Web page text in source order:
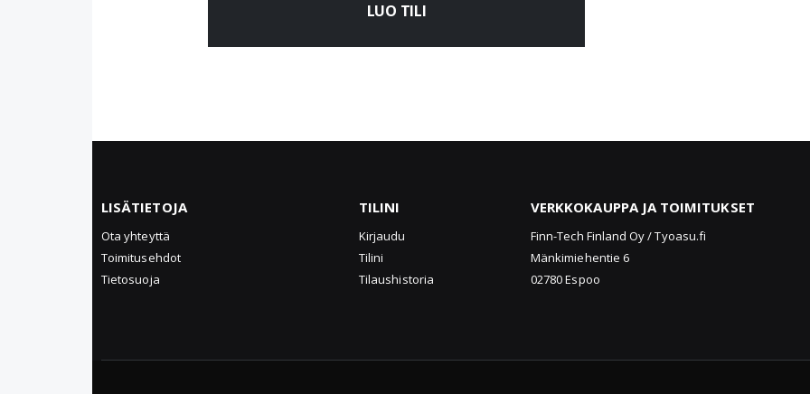
LUO TILI
LISÄTIETOJA
Ota yhteyttä
Toimitusehdot
Tietosuoja
TILINI
Kirjaudu
Tilini
Tilaushistoria
VERKKOKAUPPA JA TOIMITUKSET
Finn-Tech Finland Oy / Tyoasu.fi
Mänkimiehentie 6
02780 Espoo